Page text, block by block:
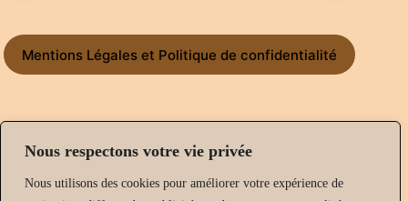
Nous respectons votre vie privée
Nous utilisons des cookies pour améliorer votre expérience de
Mentions Légales et Politique de confidentialité
educateur canin Challans,educateur canin La Roche-sur-Yon